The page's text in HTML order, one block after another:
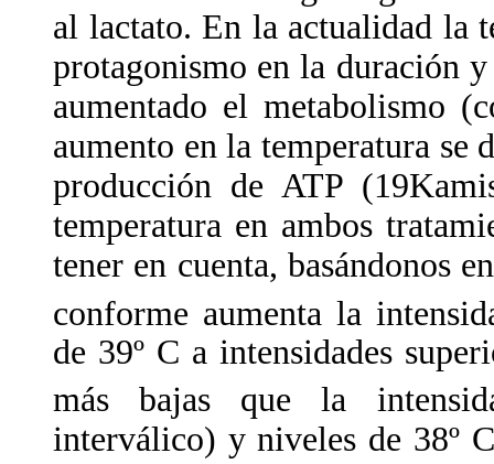
al lactato. En la actualidad la
protagonismo en la duración
aumentado el metabolismo
aumento en la temperatura se
producción de ATP
temperatura en ambos
tener en cuenta, basándonos
conforme aumenta la
de 39º C a intensidades
más bajas que la
interválico) y niveles de 38º